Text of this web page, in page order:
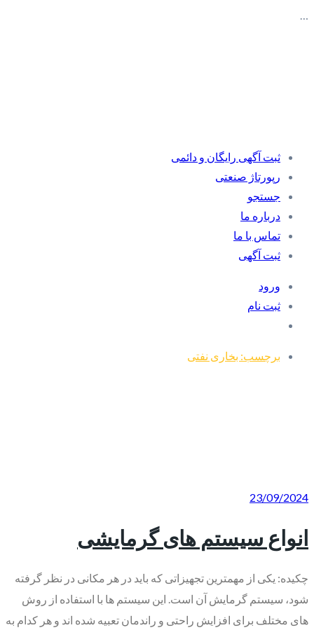
…
ثبت آگهی رایگان و دائمی
رپورتاژ صنعتی
جستجو
درباره ما
تماس با ما
ثبت آگهی
ورود
ثبت نام
برچسب: بخاری نفتی
23/09/2024
انواع سیستم های گرمایشی
چکیده: یکی از مهمترین تجهیزاتی که باید در هر مکانی در نظر گرفته
شود، سیستم گرمایش آن است. این سیستم ها با استفاده از روش
های مختلف برای افزایش راحتی و راندمان تعبیه شده اند و هر کدام به